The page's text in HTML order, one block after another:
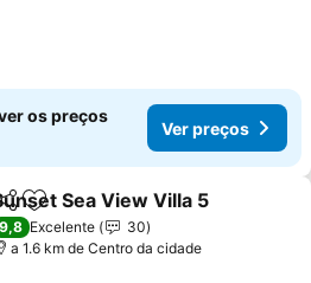
os preços
Ver preços
Adicionar aos favoritos
Sea View Villa 5
9,8 Excelente
30
a 1.6 km de Centro da cidade